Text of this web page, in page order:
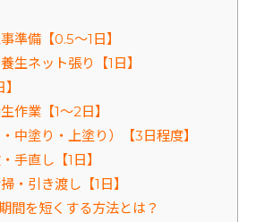
準備【0.5～1日】
生ネット張り【1日】
作業【1～2日】
中塗り・上塗り）【3日程度】
手直し【1日】
・引き渡し【1日】
間を短くする方法とは？